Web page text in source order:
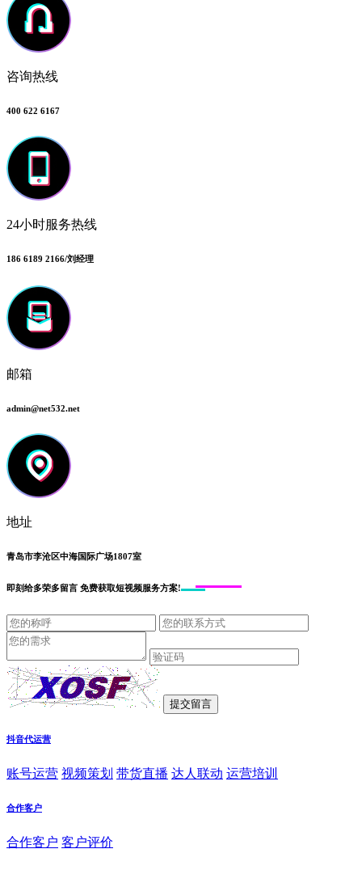
咨询热线
400 622 6167
24小时服务热线
186 6189 2166/刘经理
邮箱
admin@net532.net
地址
青岛市李沧区中海国际广场1807室
即刻给多荣多留言 免费获取短视频服务方案!
抖音代运营
账号运营 视频策划 带货直播 达人联动 运营培训
合作客户
合作客户 客户评价